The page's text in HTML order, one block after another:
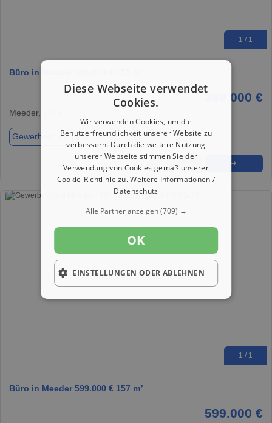
1 / 1
Büro in Meeder 399.000 € 157 m²
399.000 €
Meeder, 96484
Gewerbeobjekt ca. 157,00 m²
➜
1 / 1
Büro in Meeder 599.000 € 157 m²
599.000 €
Diese Webseite verwendet
Cookies.
Wir verwenden Cookies, um die
Benutzerfreundlichkeit unserer Website zu
verbessern. Durch die weitere Nutzung
unserer Webseite stimmen Sie der
Verwendung von Cookies gemäß unserer
Cookie-Richtlinie zu.Weitere Informationen /
Datenschutz
Alle Partner anzeigen(709) →
OK
EINSTELLUNGEN ODER ABLEHNEN